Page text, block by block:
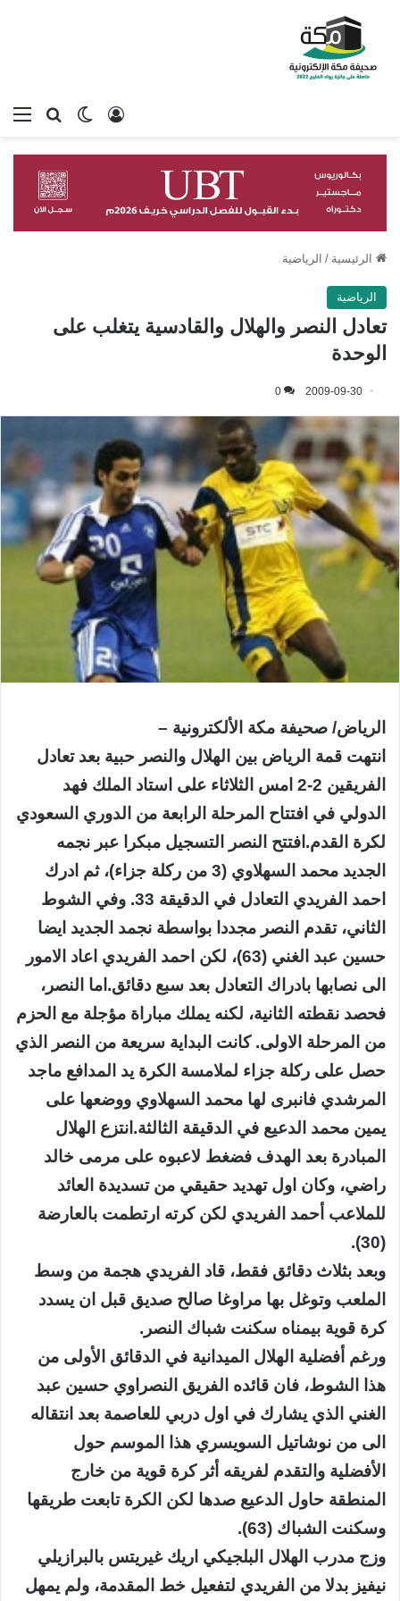
بحثالوضع
تسجيل الدخول
الرئيسية / الرياضية
الرياضية
تعادل النصر والهلال والقادسية يتغلب على
الوحدة
2009-09-30
0
الرياض/ صحيفة مكة الألكترونية –
انتهت قمة الرياض بين الهلال والنصر حبية بعد تعادل
الفريقين 2-2 امس الثلاثاء على استاد الملك فهد
الدولي في افتتاح المرحلة الرابعة من الدوري السعودي
لكرة القدم.افتتح النصر التسجيل مبكرا عبر نجمه
الجديد محمد السهلاوي (3 من ركلة جزاء)، ثم ادرك
احمد الفريدي التعادل في الدقيقة 33. وفي الشوط
الثاني، تقدم النصر مجددا بواسطة نجمد الجديد ايضا
حسين عبد الغني (63)، لكن احمد الفريدي اعاد الامور
الى نصابها بادراك التعادل بعد سبع دقائق.اما النصر،
فحصد نقطته الثانية، لكنه يملك مباراة مؤجلة مع الحزم
من المرحلة الاولى. كانت البداية سريعة من النصر الذي
حصل على ركلة جزاء لملامسة الكرة يد المدافع ماجد
المرشدي فانبرى لها محمد السهلاوي ووضعها على
يمين محمد الدعيع في الدقيقة الثالثة.انتزع الهلال
المبادرة بعد الهدف فضغط لاعبوه على مرمى خالد
راضي، وكان اول تهديد حقيقي من تسديدة العائد
للملاعب أحمد الفريدي لكن كرته ارتطمت بالعارضة
(30).
وبعد بثلاث دقائق فقط، قاد الفريدي هجمة من وسط
الملعب وتوغل بها مراوغا صالح صديق قبل ان يسدد
كرة قوية بيمناه سكنت شباك النصر.
ورغم أفضلية الهلال الميدانية في الدقائق الأولى من
هذا الشوط، فان قائده الفريق النصراوي حسين عبد
الغني الذي يشارك في اول دربي للعاصمة بعد انتقاله
الى من نوشاتيل السويسري هذا الموسم حول
الأفضلية والتقدم لفريقه أثر كرة قوية من خارج
المنطقة حاول الدعيع صدها لكن الكرة تابعت طريقها
وسكنت الشباك (63).
وزج مدرب الهلال البلجيكي اريك غيريتس بالبرازيلي
نيفيز بدلا من الفريدي لتفعيل خط المقدمة، ولم يمهل